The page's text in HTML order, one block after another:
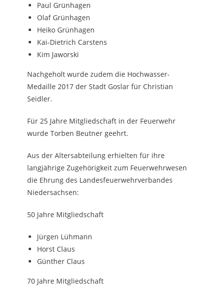
Paul Grünhagen
Olaf Grünhagen
Heiko Grünhagen
Kai-Dietrich Carstens
Kim Jaworski
Nachgeholt wurde zudem die Hochwasser-
Medaille 2017 der Stadt Goslar für Christian
Seidler.
Für 25 Jahre Mitgliedschaft in der Feuerwehr
wurde Torben Beutner geehrt.
Aus der Altersabteilung erhielten für ihre
langjährige Zugehörigkeit zum Feuerwehrwesen
die Ehrung des Landesfeuerwehrverbandes
Niedersachsen:
50 Jahre Mitgliedschaft
Jürgen Lühmann
Horst Claus
Günther Claus
70 Jahre Mitgliedschaft